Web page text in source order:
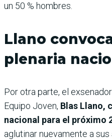
un 50 % hombres.
Llano
plenaria
Por otra parte, el
Equipo Joven, Blas Llano,
nacional para el próximo
aglutinar nuevamente a